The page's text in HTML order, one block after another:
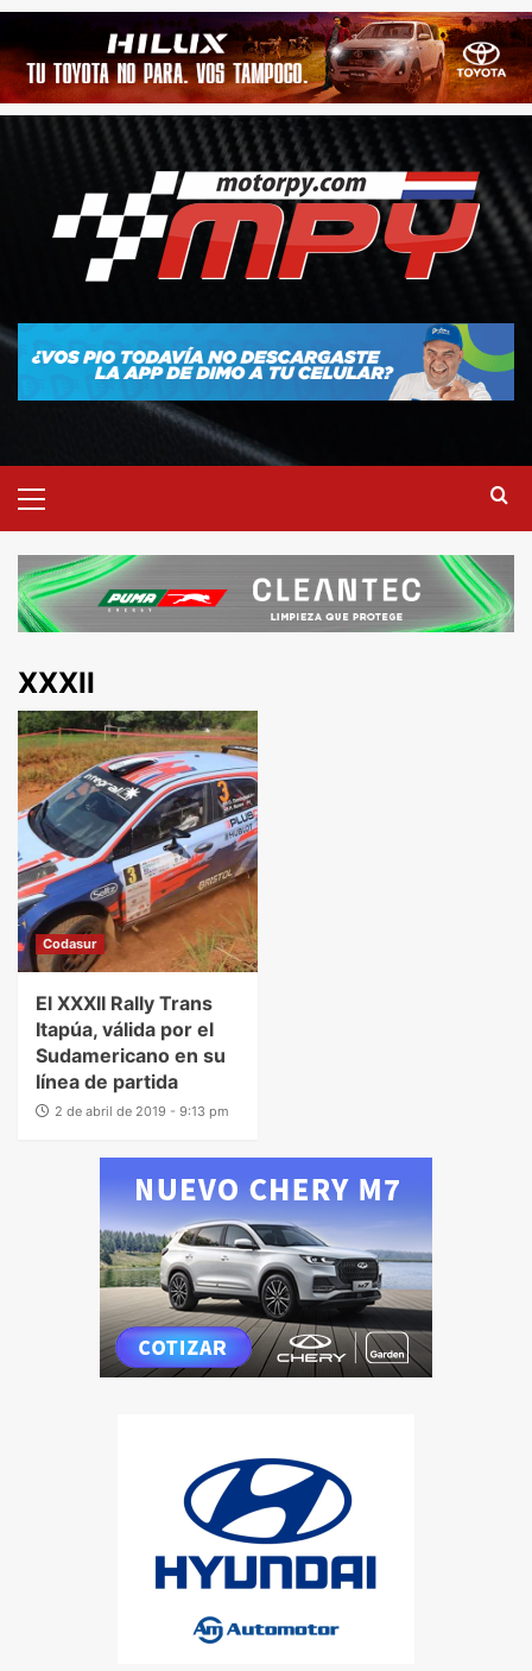
XXXII
Codasur
El XXXII Rally Trans
Itapúa, válida por el
Sudamericano en su
línea de partida
2 de abril de 2019 - 9:13 pm